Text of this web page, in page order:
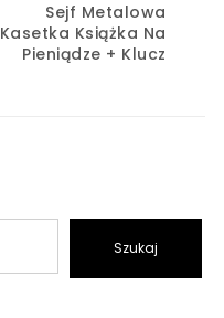
Sejf Metalowa
Kasetka Książka Na
Pieniądze + Klucz
Szukaj